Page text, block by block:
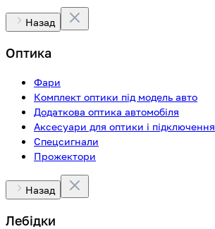
Назад
Оптика
Фари
Комплект оптики під модель авто
Додаткова оптика автомобіля
Аксесуари для оптики і підключення
Спецсигнали
Прожектори
Назад
Лебідки